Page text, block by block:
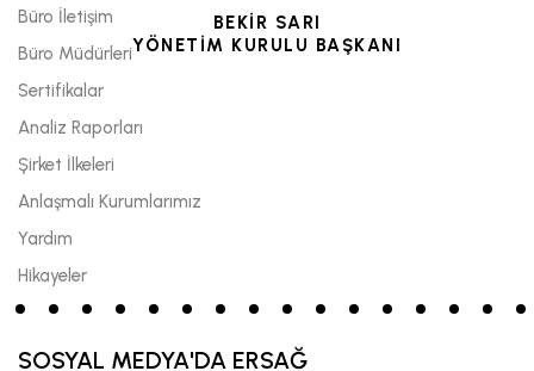
BEKİR SARI
YÖNETİM KURULU BAŞKANI
Büro İletişim
Büro Müdürleri
Sertifikalar
Analiz Raporları
Şirket İlkeleri
Anlaşmalı Kurumlarımız
Yardım
Hikayeler
SOSYAL MEDYA'DA ERSAĞ